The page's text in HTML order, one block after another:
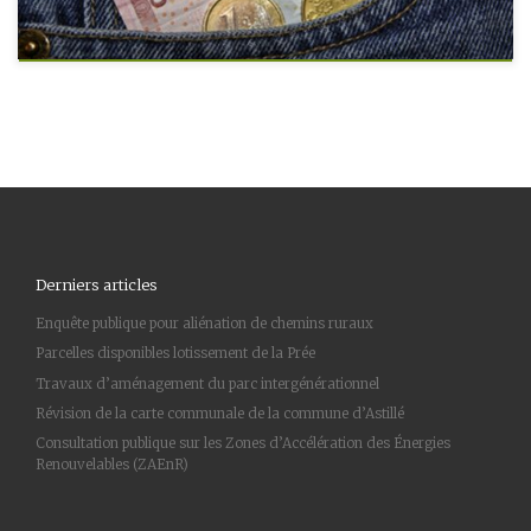
Derniers articles
Enquête publique pour aliénation de chemins ruraux
Parcelles disponibles lotissement de la Prée
Travaux d’aménagement du parc intergénérationnel
Révision de la carte communale de la commune d’Astillé
Consultation publique sur les Zones d’Accélération des Énergies
Renouvelables (ZAEnR)